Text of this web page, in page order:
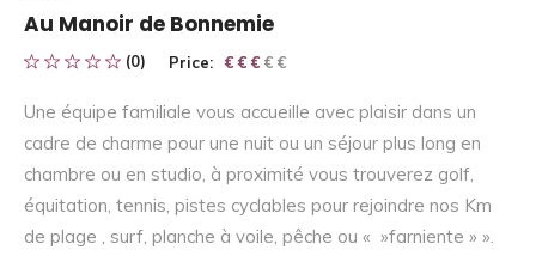
Au Manoir de Bonnemie
(0) Price: € € € € €
€ € €
Une équipe familiale vous accueille avec plaisir dans un
cadre de charme pour une nuit ou un séjour plus long en
chambre ou en studio, à proximité vous trouverez golf,
équitation, tennis, pistes cyclables pour rejoindre nos Km
de plage , surf, planche à voile, pêche ou « »farniente » ».